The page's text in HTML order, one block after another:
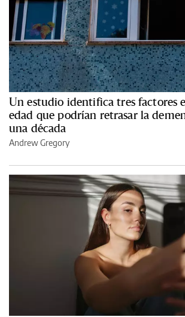
Un estudio identifica tres factores
edad que podrían retrasar la
una década
Andrew Gregory